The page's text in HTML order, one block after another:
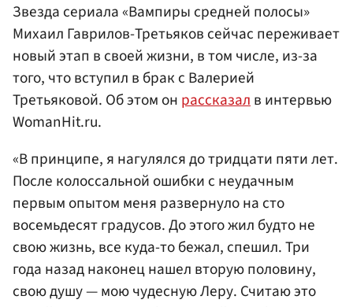
Звезда сериала «Вампиры средней полосы»
Михаил Гаврилов-Третьяков сейчас переживает
новый этап в своей жизни, в том числе, из-за
того, что вступил в брак с Валерией
Третьяковой. Об этом он рассказалв интервью
WomanHit.ru.
«В принципе, я нагулялся до тридцати пяти лет.
После колоссальной ошибки с неудачным
первым опытом меня развернуло на сто
восемьдесят градусов. До этого жил будто не
свою жизнь, все куда-то бежал, спешил. Три
года назад наконец нашел вторую половину,
свою душу — мою чудесную Леру. Считаю это